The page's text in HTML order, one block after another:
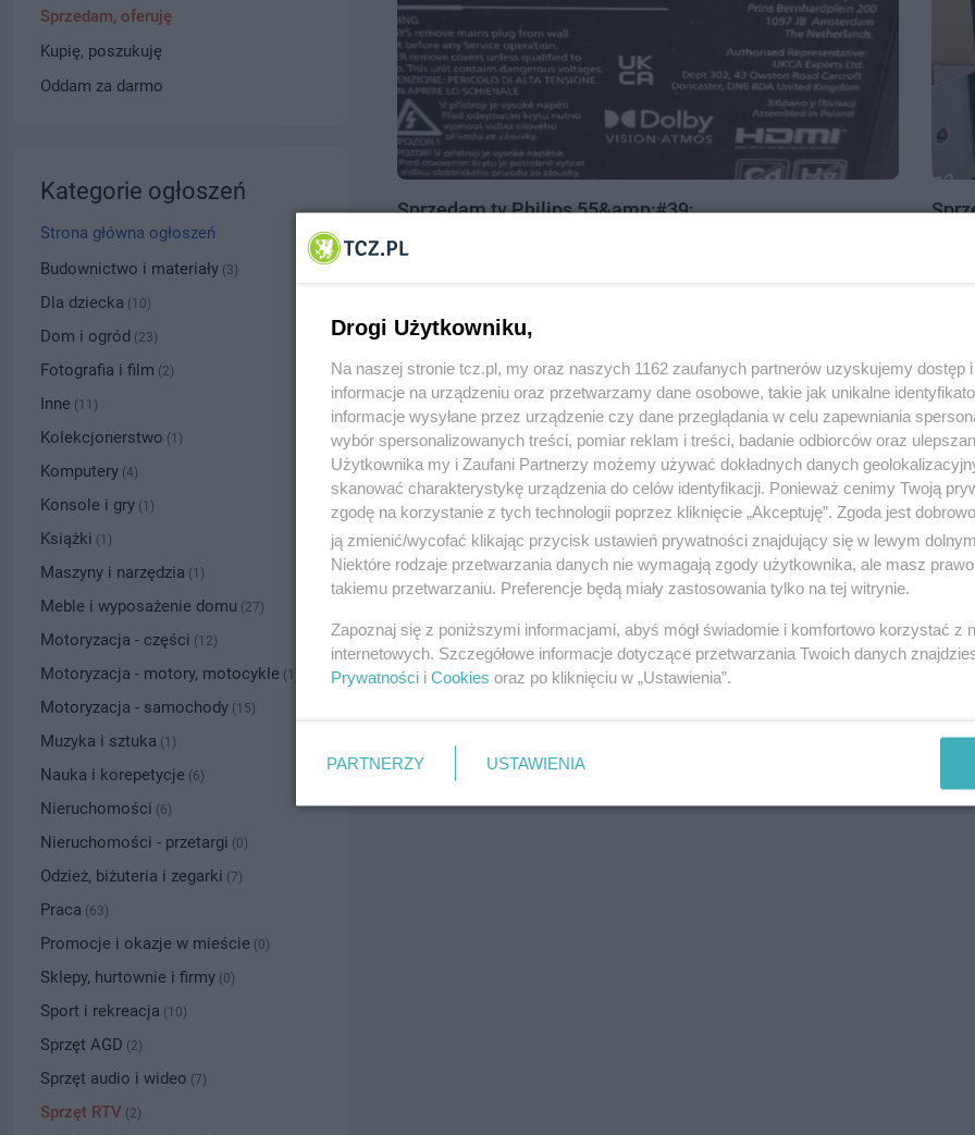
Sprzedam tv Philips 55&amp;#39;
Data: 28.07.2026, wyświetleń: 52, ważność
1
strona 1 z1
Sprzedam, oferuję
Kupię, poszukuję
Oddam za darmo
Kategorie ogłoszeń
Strona główna ogłoszeń
Budownictwo i materiały (3)
Dla dziecka (10)
Dom i ogród (23)
Fotografia i film (2)
Inne (11)
Kolekcjonerstwo (1)
Komputery (4)
Konsole i gry (1)
Książki (1)
Maszyny i narzędzia (1)
Meble i wyposażenie domu (27)
Motoryzacja - części (12)
Motoryzacja - motory, motocykle (1)
Motoryzacja - samochody (15)
Muzyka i sztuka (1)
Nauka i korepetycje (6)
Nieruchomości (6)
Nieruchomości - przetargi (0)
Odzież, biżuteria i zegarki (7)
Praca (63)
Promocje i okazje w mieście (0)
Sklepy, hurtownie i firmy (0)
Sport i rekreacja (10)
Sprzęt AGD (2)
Sprzęt audio i wideo (7)
Sprzęt RTV (2)
Drogi Użytkowniku,
Na naszej stronie tcz.pl, my oraz naszych 1162 zaufanych partnerów uzyskujemy dostęp
informacje na urządzeniu oraz przetwarzamy dane osobowe, takie jak unikalne
informacje wysyłane przez urządzenie czy dane przeglądania w celu zapewniania
wybór spersonalizowanych treści, pomiar reklam i treści, badanie odbiorców oraz
Użytkownika my i Zaufani Partnerzy możemy używać dokładnych danych
skanować charakterystykę urządzenia do celów identyfikacji. Ponieważ cenimy Twoją
zgodę na korzystanie z tych technologii poprzez kliknięcie „Akceptuję”. Zgoda jest
ją zmienić/wycofać klikając przycisk ustawień prywatności znajdujący się w lewym
Niektóre rodzaje przetwarzania danych nie wymagają zgody użytkownika, ale masz
takiemu przetwarzaniu. Preferencje będą miały zastosowania tylko na tej witrynie.
Zapoznaj się z poniższymi informacjami, abyś mógł świadomie i komfortowo korzystać z
internetowych. Szczegółowe informacje dotyczące przetwarzania Twoich danych
Prywatności i Cookies oraz po kliknięciu w „Ustawienia”.
PARTNERZY USTAWIENIA